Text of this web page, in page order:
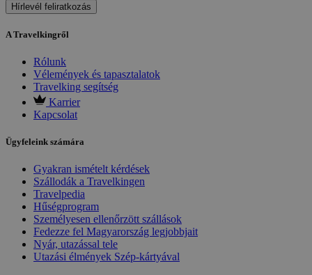
Hírlevél feliratkozás
A Travelkingről
Rólunk
Vélemények és tapasztalatok
Travelking segítség
Karrier
Kapcsolat
Ügyfeleink számára
Gyakran ismételt kérdések
Szállodák a Travelkingen
Travelpedia
Hűségprogram
Személyesen ellenőrzött szállások
Fedezze fel Magyarország legjobbjait
Nyár, utazással tele
Utazási élmények Szép-kártyával